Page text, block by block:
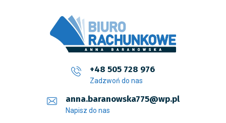
+48 505 728 976
Zadzwoń do nas
anna.baranowska775@wp.pl
Napisz do nas